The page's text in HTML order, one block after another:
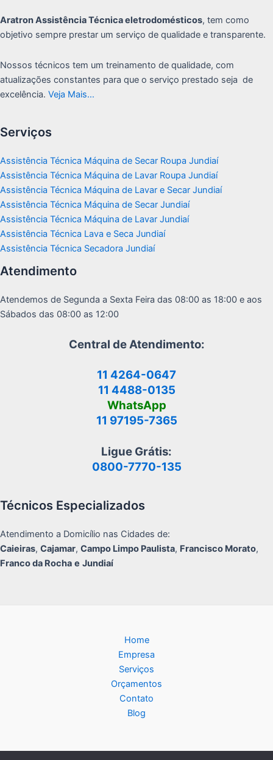
Aratron Assistência Técnica eletrodomésticos, tem como
objetivo sempre prestar um serviço de qualidade e transparente.
Nossos técnicos tem um treinamento de qualidade, com
atualizações constantes para que o serviço prestado seja de
excelência. Veja Mais…
Serviços
Assistência Técnica Máquina de Secar Roupa Jundiaí
Assistência Técnica Máquina de Lavar Roupa Jundiaí
Assistência Técnica Máquina de Lavar e Secar Jundiaí
Assistência Técnica Máquina de Secar Jundiaí
Assistência Técnica Máquina de Lavar Jundiaí
Assistência Técnica Lava e Seca Jundiaí
Assistência Técnica Secadora Jundiaí
Atendimento
Atendemos de Segunda a Sexta Feira das 08:00 as 18:00 e aos
Sábados das 08:00 as 12:00
Central de Atendimento:
11 4264-0647
11 4488-0135
WhatsApp
11 97195-7365
Ligue Grátis:
0800-7770-135
Técnicos Especializados
Atendimento a Domicílio nas Cidades de:
Caieiras, Cajamar, Campo Limpo Paulista, Francisco Morato,
Franco da Rocha e Jundiaí
Home
Empresa
Serviços
Orçamentos
Contato
Blog